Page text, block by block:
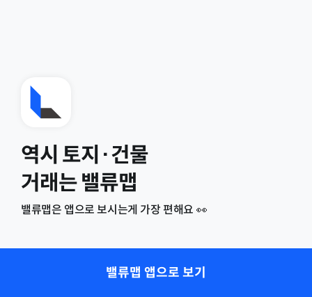
역시 토지·건물
거래는 밸류맵
밸류맵은 앱으로 보시는게 가장 편해요 👀
밸류맵 앱으로 보기